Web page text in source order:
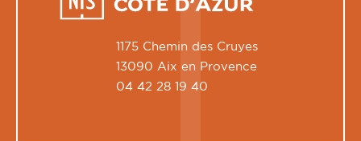
1175 Chemin des Cruyes
13090 Aix en Provence
04 42 28 19 40